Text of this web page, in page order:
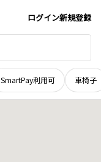
ログイン新規登録
SmartPay利用可 車椅子